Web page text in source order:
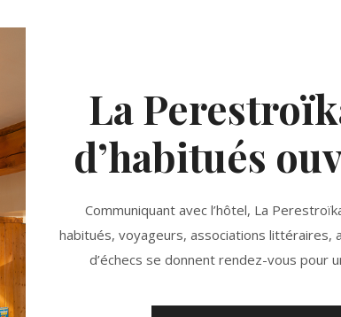
La
d’habitués
Communiquant avec l’hôtel, La
habitués, voyageurs, associations littéraires,
d’échecs se donnent rendez-vous pour